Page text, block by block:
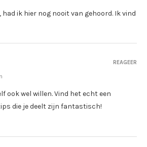
had ik hier nog nooit van gehoord. Ik vind
ook wel willen. Vind het echt een
die je deelt zijn fantastisch!
REAGEER